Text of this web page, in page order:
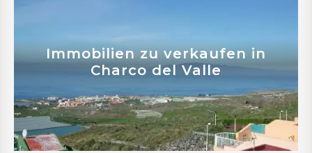
Immobilien zu verkaufen in
Charco del Valle